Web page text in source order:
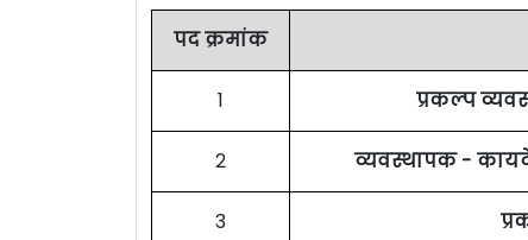
पद क्रमांक
1 प्रकल्प
2 व्यवस्थापक -
3